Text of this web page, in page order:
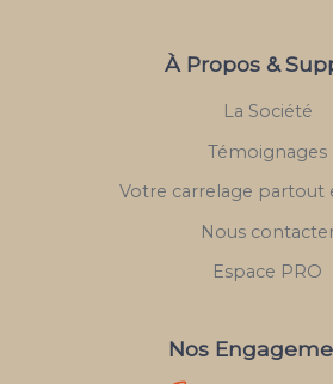
À Propos &
La Société
Témoignages
Votre carrelage partout
Nous
Espace PRO
Nos